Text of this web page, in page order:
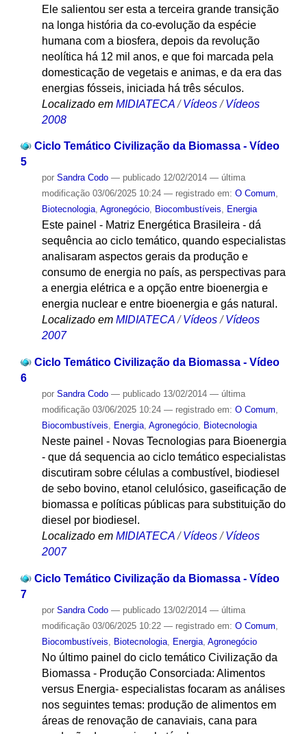
Ele salientou ser esta a terceira grande transição
na longa história da co-evolução da espécie
humana com a biosfera, depois da revolução
neolítica há 12 mil anos, e que foi marcada pela
domesticação de vegetais e animas, e da era das
energias fósseis, iniciada há três séculos.
Localizado em MIDIATECA /Vídeos /Vídeos
2008
Ciclo Temático Civilização da Biomassa - Vídeo
5
por Sandra Codo — publicado12/02/2014 — última
modificação03/06/2025 10:24 — registrado em: O Comum,
Biotecnologia, Agronegócio, Biocombustíveis, Energia
Este painel - Matriz Energética Brasileira - dá
sequência ao ciclo temático, quando especialistas
analisaram aspectos gerais da produção e
consumo de energia no país, as perspectivas para
a energia elétrica e a opção entre bioenergia e
energia nuclear e entre bioenergia e gás natural.
Localizado em MIDIATECA /Vídeos /Vídeos
2007
Ciclo Temático Civilização da Biomassa - Vídeo
6
por Sandra Codo — publicado13/02/2014 — última
modificação03/06/2025 10:24 — registrado em: O Comum,
Biocombustíveis, Energia, Agronegócio, Biotecnologia
Neste painel - Novas Tecnologias para Bioenergia
- que dá sequencia ao ciclo temático especialistas
discutiram sobre células a combustível, biodiesel
de sebo bovino, etanol celulósico, gaseificação de
biomassa e políticas públicas para substituição do
diesel por biodiesel.
Localizado em MIDIATECA /Vídeos /Vídeos
2007
Ciclo Temático Civilização da Biomassa - Vídeo
7
por Sandra Codo — publicado13/02/2014 — última
modificação03/06/2025 10:22 — registrado em: O Comum
Biocombustíveis
Biotecnologia, Energia, Agronegócio
No último painel do ciclo temático Civilização da
Biomassa - Produção Consorciada: Alimentos
versus Energia- especialistas focaram as análises
nos seguintes temas: produção de alimentos em
áreas de renovação de canaviais, cana para